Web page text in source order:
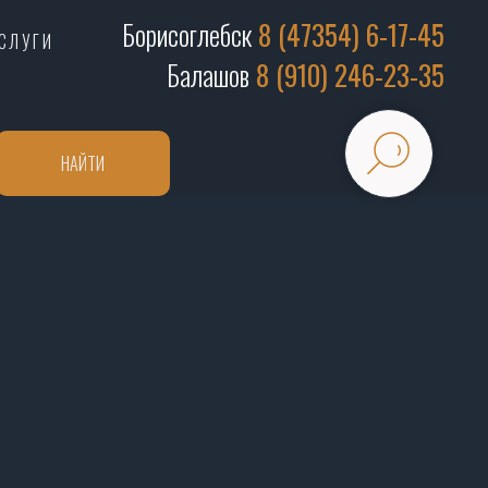
Борисоглебск8 (47354) 6-17-45
Балашов 8 (910) 246-23-35
НАЙТИ